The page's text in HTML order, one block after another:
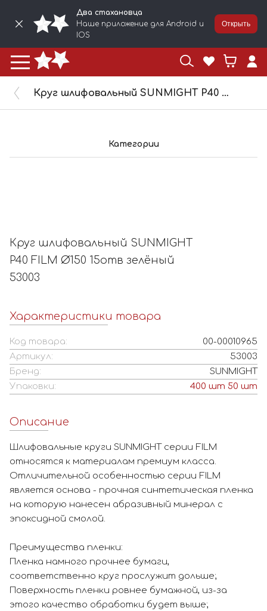
Два стахановца
Наше приложение для Android и
IOS
Открыть
Круг шлифовальный SUNMIGHT P40 FILM Ø150 15отв зелёный 53003
Категории
Круг шлифовальный SUNMIGHT
P40 FILM Ø150 15отв зелёный
53003
Характеристики товара
Код товара:
00-00010965
Артикул:
53003
Бренд:
SUNMIGHT
Упаковки:
400 шт 50 шт
Описание
Шлифовальные круги SUNMIGHT серии FILM
относятся к материалам премиум класса.
Отличительной особенностью серии FILM
является основа - прочная синтетическая пленка
на которую нанесен абразивный минерал с
эпоксидной смолой.
Преимущества пленки:
Пленка намного прочнее бумаги,
соответственно круг прослужит дольше;
Поверхность пленки ровнее бумажной, из-за
этого качество обработки будет выше;